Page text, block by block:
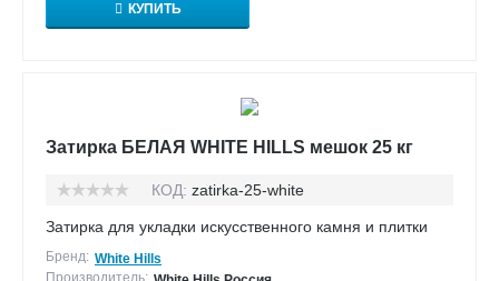
КУПИТЬ
Затирка БЕЛАЯ WHITE HILLS мешок 25 кг
КОД: zatirka-25-white
Затирка для укладки искусственного камня и плитки
Бренд: White Hills
Производитель: